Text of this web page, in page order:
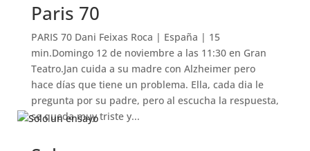
Paris 70
PARIS 70 Dani Feixas Roca | España | 15
min.Domingo 12 de noviembre a las 11:30 en Gran
Teatro.Jan cuida a su madre con Alzheimer pero
hace días que tiene un problema. Ella, cada dia le
pregunta por su padre, pero al escucha la respuesta,
se queda muy triste y...